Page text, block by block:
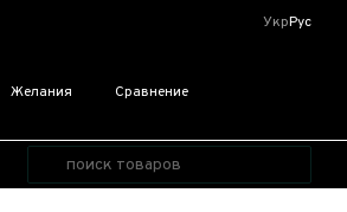
УкрРус
Желания Сравнение